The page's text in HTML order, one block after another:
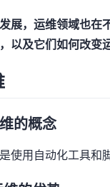
展，运维领域也
以及它们如何改变
的概念
使用自动化工具和